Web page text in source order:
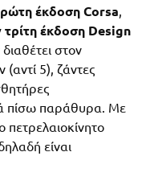
έκδοση Corsa
τρίτη έκδοση Design
διαθέτει στον
5), ζάντες
πίσω παράθυρα. Με
πετρελαιοκίνητο
είναι